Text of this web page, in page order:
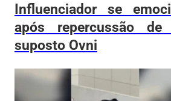
Influenciador se
após repercussão
suposto Ovni